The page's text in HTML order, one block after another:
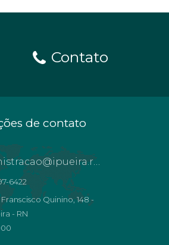
Contato
de contato
6422
Quinino, 148 -
- RN